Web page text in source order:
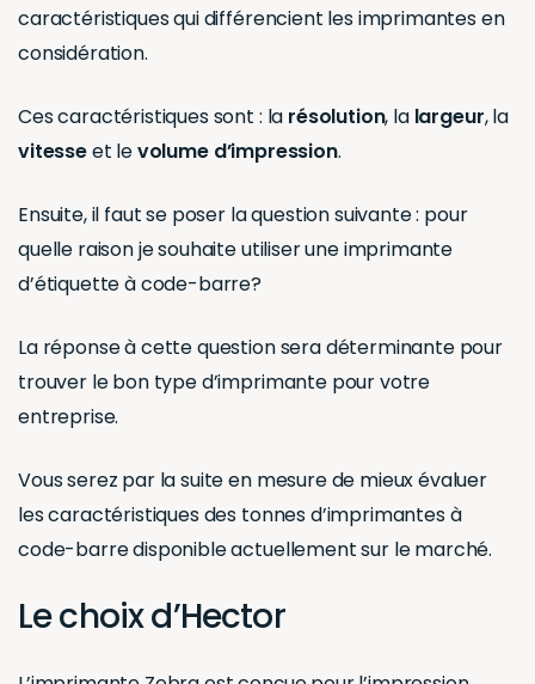
caractéristiques qui différencient les imprimantes en
considération.
Ces caractéristiques sont : la résolution, la largeur, la
vitesseet levolume d’impression.
Ensuite, il faut se poser la question suivante : pour
quelle raison je souhaite utiliser une imprimante
d’étiquette à code-barre?
La réponse à cette question sera déterminante pour
trouver le bon type d’imprimante pour votre
entreprise.
Vous serez par la suite en mesure de mieux évaluer
les caractéristiques des tonnes d’imprimantes à
code-barre disponible actuellement sur le marché.
Le choix d’Hector